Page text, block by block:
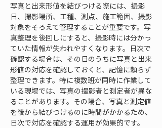
写真と出来形値を結びつける際には、撮影
日、撮影場所、工種、測点、施工範囲、撮影
対象をそろえて管理することが重要です。写
真整理を後回しにすると、撮影時には分かっ
ていた情報が失われやすくなります。日次で
確認する場合は、その日のうちに写真と出来
形値の対応を確認しておくと、記憶に頼らず
整理できます。特に複数班が同時に作業して
いる現場では、写真の撮影者と測定者が異な
ることがあります。その場合、写真と測定値
を後から結びつけるのに時間がかかるため、
日次で対応を確認する運用が効果的です。